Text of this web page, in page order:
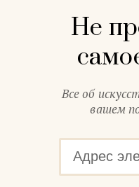
Не
Все об
вашем